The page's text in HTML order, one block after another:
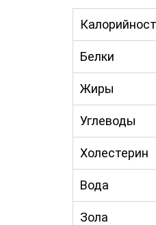
Белки
Жиры
Углеводы
Холестерин
Вода
Зола